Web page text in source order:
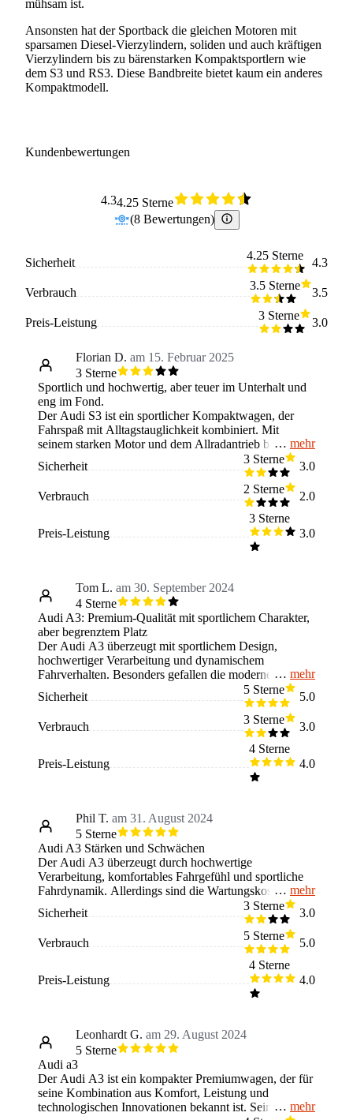
mühsam ist.
Ansonsten hat der Sportback die gleichen Motoren mit
sparsamen Diesel-Vierzylindern, soliden und auch kräftigen
Vierzylindern bis zu bärenstarken Kompaktsportlern wie
dem S3 und RS3. Diese Bandbreite bietet kaum ein anderes
Kompaktmodell.
Kundenbewertungen
4.34.25 Sterne
(8 Bewertungen)
Sicherheit
4.25 Sterne
4.3
Verbrauch
3.5 Sterne
3.5
Preis-Leistung
3 Sterne
3.0
Florian D. am 15. Februar 2025
3 Sterne
Sportlich und hochwertig, aber teuer im Unterhalt und
eng im Fond.
Der Audi S3 ist ein sportlicher Kompaktwagen, der
Fahrspaß mit Alltagstauglichkeit kombiniert. Mit
seinem starken Motor und dem Allradantrieb bietet er
schnelle Beschleunigung und sicheres Handling,
besonders bei schlechtem Wetter. Die hochwertige
Verarbeitung und das moderne Infotainment-System
sorgen für Komfort. Allerdings ist der Innenraum etwas
eng, besonders im Fond, und der hohe Preis sowie die
teuren Extras können abschreckend sein. Der S3 eignet
sich für sportliche Fahrer, die Wert auf Dynamik und
Kauf sollte man die teuren Unterhaltskosten bedenken.
mehr
Sicherheit
3 Sterne
3.0
Verbrauch
2 Sterne
2.0
Preis-Leistung
3 Sterne
3.0
Tom L. am 30. September 2024
4 Sterne
Audi A3: Premium-Qualität mit sportlichem Charakter,
aber begrenztem Platz
Der Audi A3 überzeugt mit sportlichem Design,
hochwertiger Verarbeitung und dynamischem
Fahrverhalten. Besonders gefallen die moderne
Technologie und die ausgewogene Mischung aus
Komfort und Leistung. Kritisch werden der begrenzte
Innenraum und die hohen Kosten, vor allem für Extras,
gesehen. Käufer sollten wissen, dass der A3 ein
Premium-Kompaktwagen ist, der Luxus bietet, jedoch
nicht den größten Platz und mit Zusatzkosten
verbunden ist.
mehr
Sicherheit
5 Sterne
5.0
Verbrauch
3 Sterne
3.0
Preis-Leistung
4 Sterne
4.0
Phil T. am 31. August 2024
5 Sterne
Audi A3 Stärken und Schwächen
Der Audi A3 überzeugt durch hochwertige
Verarbeitung, komfortables Fahrgefühl und sportliche
Fahrdynamik. Allerdings sind die Wartungskosten
hoch, und es können elektronische Probleme auftreten.
Besonders gefallen haben mir der Fahrkomfort und das
elegante Design. Missfallen haben die hohen
Unterhaltskosten und der eingeschränkte Platz im Fond
und Kofferraum. Der Audi A3 ist ideal für Käufer, die
Luxus und Sportlichkeit in einem kompakten Auto
suchen, aber man sollte die höheren Wartungskosten
Assistenzsystemen, wären wünschenswert.
mehr
Sicherheit
3 Sterne
3.0
Verbrauch
5 Sterne
5.0
Preis-Leistung
4 Sterne
4.0
Leonhardt G. am 29. August 2024
5 Sterne
Audi a3
Der Audi A3 ist ein kompakter Premiumwagen, der für
seine Kombination aus Komfort, Leistung und
technologischen Innovationen bekannt ist. Seine
mehr